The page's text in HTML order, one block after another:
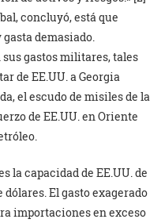
concluyó, está que
demasiado.
gastos militares, tales
de EE.UU. a Georgia
el escudo de misiles de la
de EE.UU. en Oriente
la capacidad de EE.UU. de
El gasto exagerado
importaciones en exceso